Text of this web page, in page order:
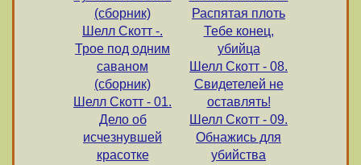
(сборник)
Шелл Скотт -.
Трое под одним
саваном
(сборник)
Шелл Скотт - 01.
Дело об
исчезнувшей
красотке
Распятая плоть
Тебе конец,
убийца
Шелл Скотт - 08.
Свидетелей не
оставлять!
Шелл Скотт - 09.
Oбнажись для
убийства